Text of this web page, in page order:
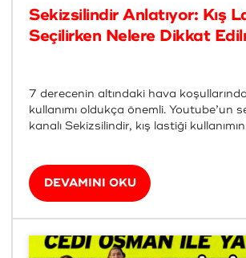
Sekizsilindir Anlatıyor: Kış
Seçilirken Nelere Dikkat
7 derecenin altındaki hava
kullanımı oldukça önemli. Youtube’un
kanalı Sekizsilindir, kış lastiği
DEVAMINI OKU